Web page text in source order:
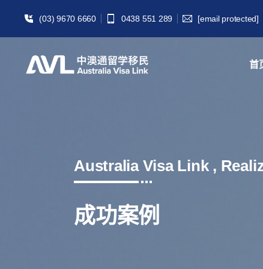
(03) 9670 6660 0438 551 289 [email protected]
首
Australia Visa Link ,
成功案例